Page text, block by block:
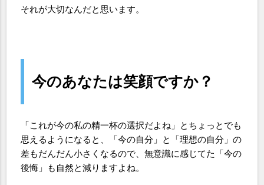
それが大切なんだと思います。
今のあなたは笑顔ですか？
「これが今の私の精一杯の選択だよね」とちょっとでも
思えるようになると、「今の自分」と「理想の自分」の
差もだんだん小さくなるので、無意識に感じてた「今の
後悔」も自然と減りますよね。